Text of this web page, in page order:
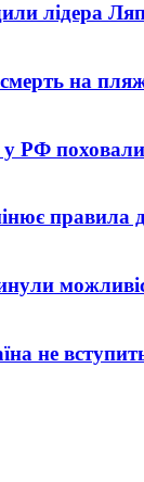
лідера
на
у РФ
правила
не